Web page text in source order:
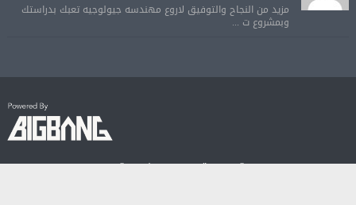
مزيد من النجاح والتوفيق لاروع مهندسه جيولوجيه تعبك بدراستك
وبمشروع ت ...
© جميع الحقوق محفوظة لصحيفة الجودة الالكترونية 2018